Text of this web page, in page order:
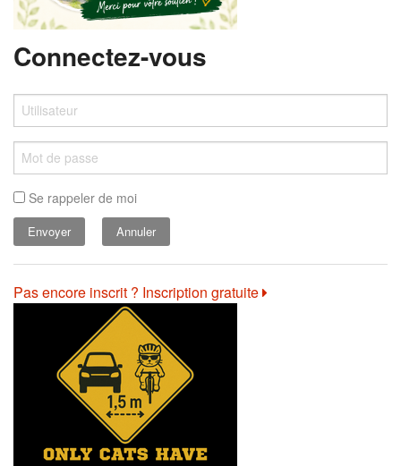
Connectez-vous
Se rappeler de moi
Annuler
Pas encore inscrit ? Inscription gratuite